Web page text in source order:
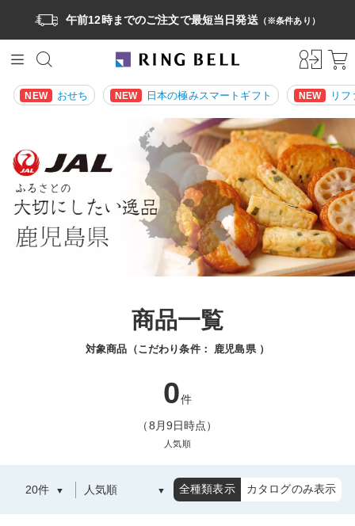
午前12時までのご注文で最短当日発送（※条件あり）
NEW おせち NEW 日本の極みスマートギフト NEW リ
商品一覧
対象商品（こだわり条件： 鹿児島県）
0件
（8月9日時点）
人気順
全種類表示 カタログのみ表示